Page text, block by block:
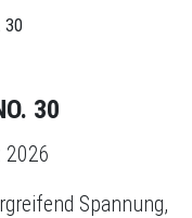
30
2026
Spannung,